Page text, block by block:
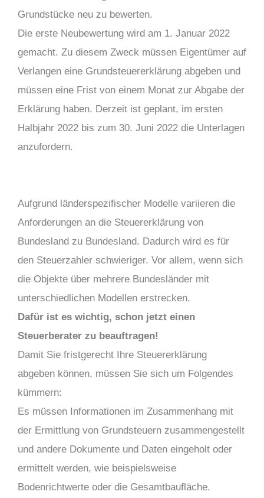
Grundstücke neu zu bewerten.
Die erste Neubewertung wird am 1. Januar 2022
gemacht. Zu diesem Zweck müssen Eigentümer auf
Verlangen eine Grundsteuererklärung abgeben und
müssen eine Frist von einem Monat zur Abgabe der
Erklärung haben. Derzeit ist geplant, im ersten
Halbjahr 2022 bis zum 30. Juni 2022 die Unterlagen
anzufordern.
Aufgrund länderspezifischer Modelle variieren die
Anforderungen an die Steuererklärung von
Bundesland zu Bundesland. Dadurch wird es für
den Steuerzahler schwieriger. Vor allem, wenn sich
die Objekte über mehrere Bundesländer mit
unterschiedlichen Modellen erstrecken.
Dafür ist es wichtig, schon jetzt einen
Steuerberater zu beauftragen!
Damit Sie fristgerecht Ihre Steuererklärung
abgeben können, müssen Sie sich um Folgendes
kümmern:
Es müssen Informationen im Zusammenhang mit
der Ermittlung von Grundsteuern zusammengestellt
und andere Dokumente und Daten eingeholt oder
ermittelt werden, wie beispielsweise
Bodenrichtwerte oder die Gesamtbaufläche.